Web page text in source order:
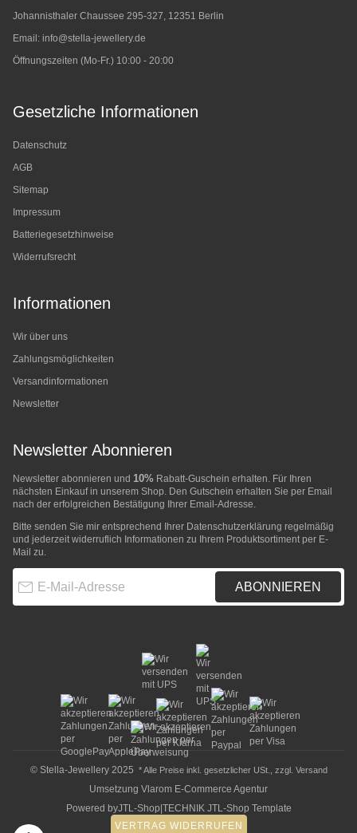
Johannisthaler Chaussee 295-327, 12351 Berlin
Email: info@stella-jewellery.de
Öffnungszeiten (Mo-Fr.) 10:00 - 20:00
Gesetzliche Informationen
Datenschutz
AGB
Sitemap
Impressum
Batteriegesetzhinweise
Widerrufsrecht
Informationen
Wir über uns
Zahlungsmöglichkeiten
Versandinformationen
Newsletter
Newsletter Abonnieren
Newsletter abonnieren und 10% Rabatt-Guschein erhalten. Für Ihren
nächsten Einkauf in unserem Shop. Den Gutschein erhalten Sie per Email
nach der erfolgreichen Bestätigung Ihrer Email-Adresse.
Bitte senden Sie mir entsprechend Ihrer Datenschutzerklärung regelmäßig
und jederzeit widerruflich Informationen zu Ihrem Produktsortiment per E-
Mail zu.
ABONNIEREN
© Stella-Jewellery 2025 * Alle Preise inkl. gesetzlicher USt., zzgl. Versand
Umsetzung Vlarom E-Commerce Agentur
Powered byJTL-Shop TECHNIK JTL-Shop Template
VERTRAG WIDERRUFEN